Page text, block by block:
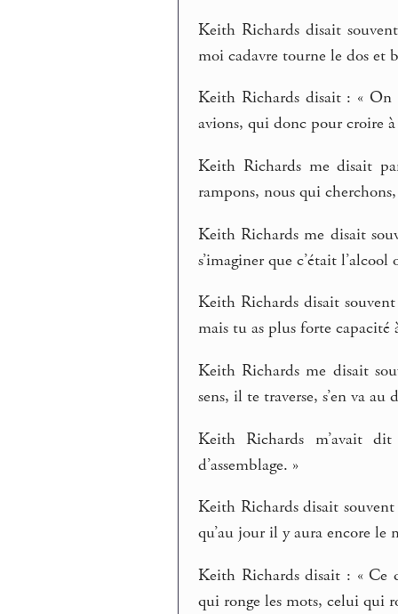
Keith Richards disait
moi cadavre tourne le dos et
Keith Richards disait : « On
avions, qui donc pour croire à
Keith Richards me disait
rampons, nous qui
Keith Richards me disait
s’imaginer que c’était l’alcool
Keith Richards disait
mais tu as plus forte capacité
Keith Richards me disait
sens, il te traverse, s’en va au
Keith Richards m’avait
d’assemblage. »
Keith Richards disait souvent
qu’au jour il y aura encore le
Keith Richards disait : « Ce
qui ronge les mots, celui qui